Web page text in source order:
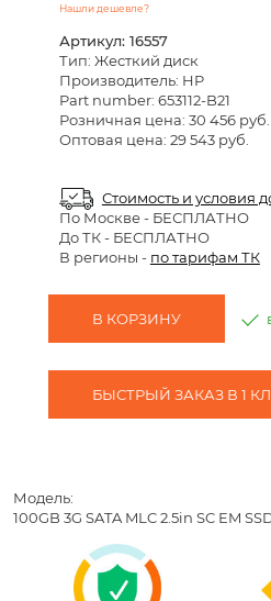
Нашли дешевле?
Артикул: 16557
Тип: Жесткий диск
Производитель: HP
Part number: 653112-B21
Розничная цена: 30 456 руб.
Оптовая цена: 29 543 руб.
Стоимость и условия
По Москве- БЕСПЛАТНО
До ТК - БЕСПЛАТНО
В регионы - по тарифам ТК
В КОРЗИНУ
БЫСТРЫЙ ЗАКАЗ В 1
Модель:
100GB 3G SATA MLC 2.5in SC EM